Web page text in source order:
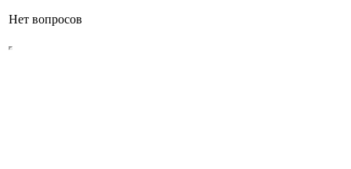
Нет вопросов